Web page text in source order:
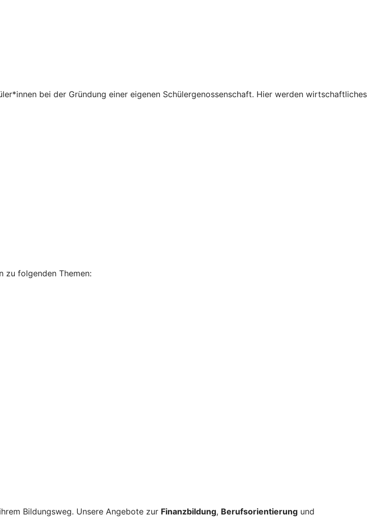
bei der Gründung einer eigenen Schülergenossenschaft. Hier werden wirtschaftliches
zu folgenden Themen:
Bildungsweg. Unsere Angebote zur Finanzbildung, Berufsorientierung und